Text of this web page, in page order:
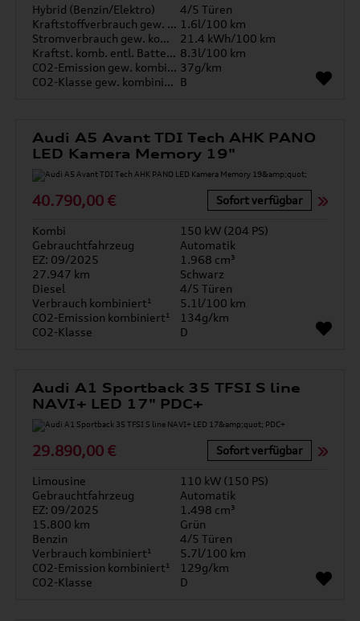
Hybrid (Benzin/Elektro)
4/5 Türen
Kraftstoffverbrauch gew. kombiniert 1.6l/100 km
Stromverbrauch gew. kombiniert
21.4 kWh/100 km
Kraftst. komb. entl. Batterie 8.3l/100 km
CO2-Emission gew. kombiniert 37g/km
CO2-Klasse gew. kombiniert B
Audi A5 Avant TDI Tech AHK PANO
LED Kamera Memory 19"
40.790,00 € Sofort verfügbar
Kombi
150 kW (204 PS)
Gebrauchtfahrzeug
Automatik
EZ: 09/2025
1.968 cm³
27.947 km
Schwarz
Diesel
4/5 Türen
Verbrauch kombiniert¹
5.1l/100 km
CO2-Emission kombiniert¹
134g/km
CO2-Klasse
D
Audi A1 Sportback 35 TFSI S line
NAVI+ LED 17" PDC+
29.890,00 € Sofort verfügbar
Limousine
110 kW (150 PS)
Gebrauchtfahrzeug
Automatik
EZ: 09/2025
1.498 cm³
15.800 km
Grün
Benzin
4/5 Türen
Verbrauch kombiniert¹
5.7l/100 km
CO2-Emission kombiniert¹
129g/km
CO2-Klasse
D